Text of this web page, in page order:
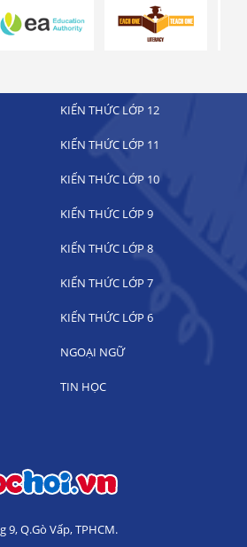
KIẾN THỨC LỚP 12
KIẾN THỨC LỚP 11
KIẾN THỨC LỚP 10
KIẾN THỨC LỚP 9
KIẾN THỨC LỚP 8
KIẾN THỨC LỚP 7
KIẾN THỨC LỚP 6
NGOẠI NGỮ
TIN HỌC
9, Q.Gò Vấp, TPHCM.